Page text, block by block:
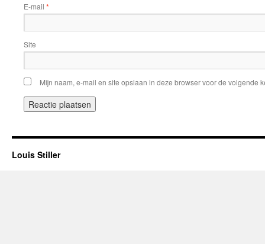
E-mail *
Site
Mijn naam, e-mail en site opslaan in deze browser voor de volgende
Louis Stiller